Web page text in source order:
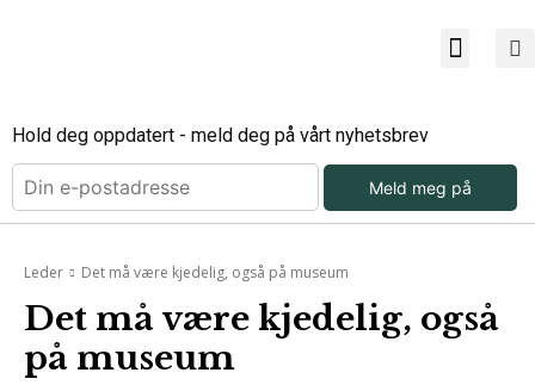
Hold deg oppdatert - meld deg på vårt nyhetsbrev
Meld meg på
Leder Det må være kjedelig, også på museum
Det må være kjedelig, også
på museum